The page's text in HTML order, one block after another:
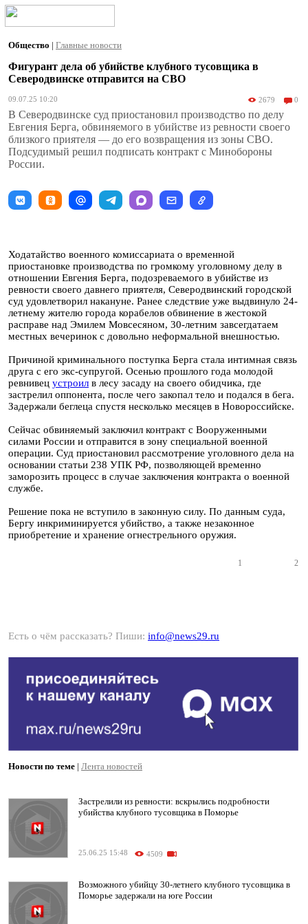
Общество | Главные новости
Фигурант дела об убийстве клубного тусовщика в
Северодвинске отправится на СВО
09.07.25 10:20 2679 0
В Северодвинске суд приостановил производство по делу
Евгения Берга, обвиняемого в убийстве из ревности своего
близкого приятеля — до его возвращения из зоны СВО.
Подсудимый решил подписать контракт с Минобороны
России.
Ходатайство военного комиссариата о временной
приостановке производства по громкому уголовному делу в
отношении Евгения Берга, подозреваемого в убийстве из
ревности своего давнего приятеля, Северодвинский городской
суд удовлетворил накануне. Ранее следствие уже выдвинуло 24-
летнему жителю города корабелов обвинение в жестокой
расправе над Эмилем Мовсесяном, 30-летним завсегдатаем
местных вечеринок с довольно неформальной внешностью.
Причиной криминального поступка Берга стала интимная связь
друга с его экс-супругой. Осенью прошлого года молодой
ревнивец устроил в лесу засаду на своего обидчика, где
застрелил оппонента, после чего закопал тело и подался в бега.
Задержали беглеца спустя несколько месяцев в Новороссийске.
Сейчас обвиняемый заключил контракт с Вооруженными
силами России и отправится в зону специальной военной
операции. Суд приостановил рассмотрение уголовного дела на
основании статьи 238 УПК РФ, позволяющей временно
заморозить процесс в случае заключения контракта о военной
службе.
Решение пока не вступило в законную силу. По данным суда,
Бергу инкриминируется убийство, а также незаконное
приобретение и хранение огнестрельного оружия.
1 2
Есть о чём рассказать? Пиши: info@news29.ru
Новости по теме | Лента новостей
Застрелили из ревности: вскрылись подробности
убийства клубного тусовщика в Поморье
25.06.25 15:48 4509
Возможного убийцу 30-летнего клубного тусовщика в
Поморье задержали на юге России